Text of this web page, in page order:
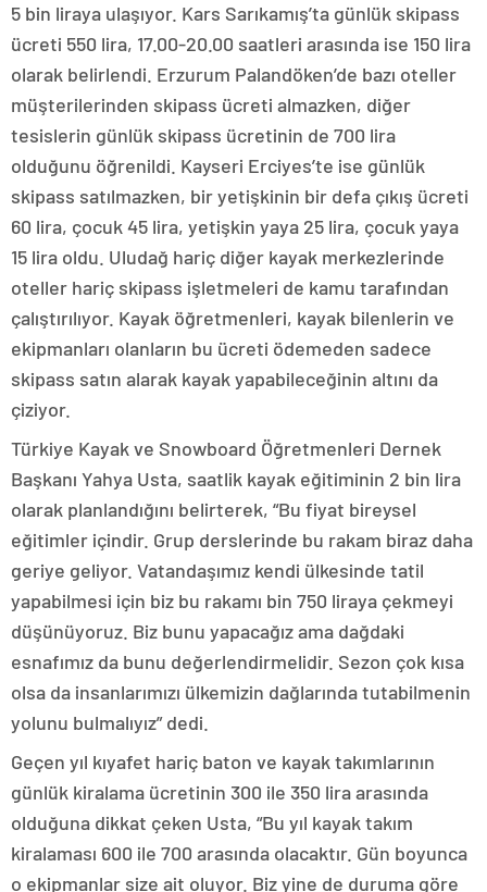
5 bin liraya ulaşıyor. Kars Sarıkamış’ta günlük skipass
ücreti 550 lira, 17.00-20.00 saatleri arasında ise 150 lira
olarak belirlendi. Erzurum Palandöken’de bazı oteller
müşterilerinden skipass ücreti almazken, diğer
tesislerin günlük skipass ücretinin de 700 lira
olduğunu öğrenildi. Kayseri Erciyes’te ise günlük
skipass satılmazken, bir yetişkinin bir defa çıkış ücreti
60 lira, çocuk 45 lira, yetişkin yaya 25 lira, çocuk yaya
15 lira oldu. Uludağ hariç diğer kayak merkezlerinde
oteller hariç skipass işletmeleri de kamu tarafından
çalıştırılıyor. Kayak öğretmenleri, kayak bilenlerin ve
ekipmanları olanların bu ücreti ödemeden sadece
skipass satın alarak kayak yapabileceğinin altını da
çiziyor.
Türkiye Kayak ve Snowboard Öğretmenleri Dernek
Başkanı Yahya Usta, saatlik kayak eğitiminin 2 bin lira
olarak planlandığını belirterek, “Bu fiyat bireysel
eğitimler içindir. Grup derslerinde bu rakam biraz daha
geriye geliyor. Vatandaşımız kendi ülkesinde tatil
yapabilmesi için biz bu rakamı bin 750 liraya çekmeyi
düşünüyoruz. Biz bunu yapacağız ama dağdaki
esnafımız da bunu değerlendirmelidir. Sezon çok kısa
olsa da insanlarımızı ülkemizin dağlarında tutabilmenin
yolunu bulmalıyız” dedi.
Geçen yıl kıyafet hariç baton ve kayak takımlarının
günlük kiralama ücretinin 300 ile 350 lira arasında
olduğuna dikkat çeken Usta, “Bu yıl kayak takım
kiralaması 600 ile 700 arasında olacaktır. Gün boyunca
o ekipmanlar size ait oluyor. Biz yine de duruma göre